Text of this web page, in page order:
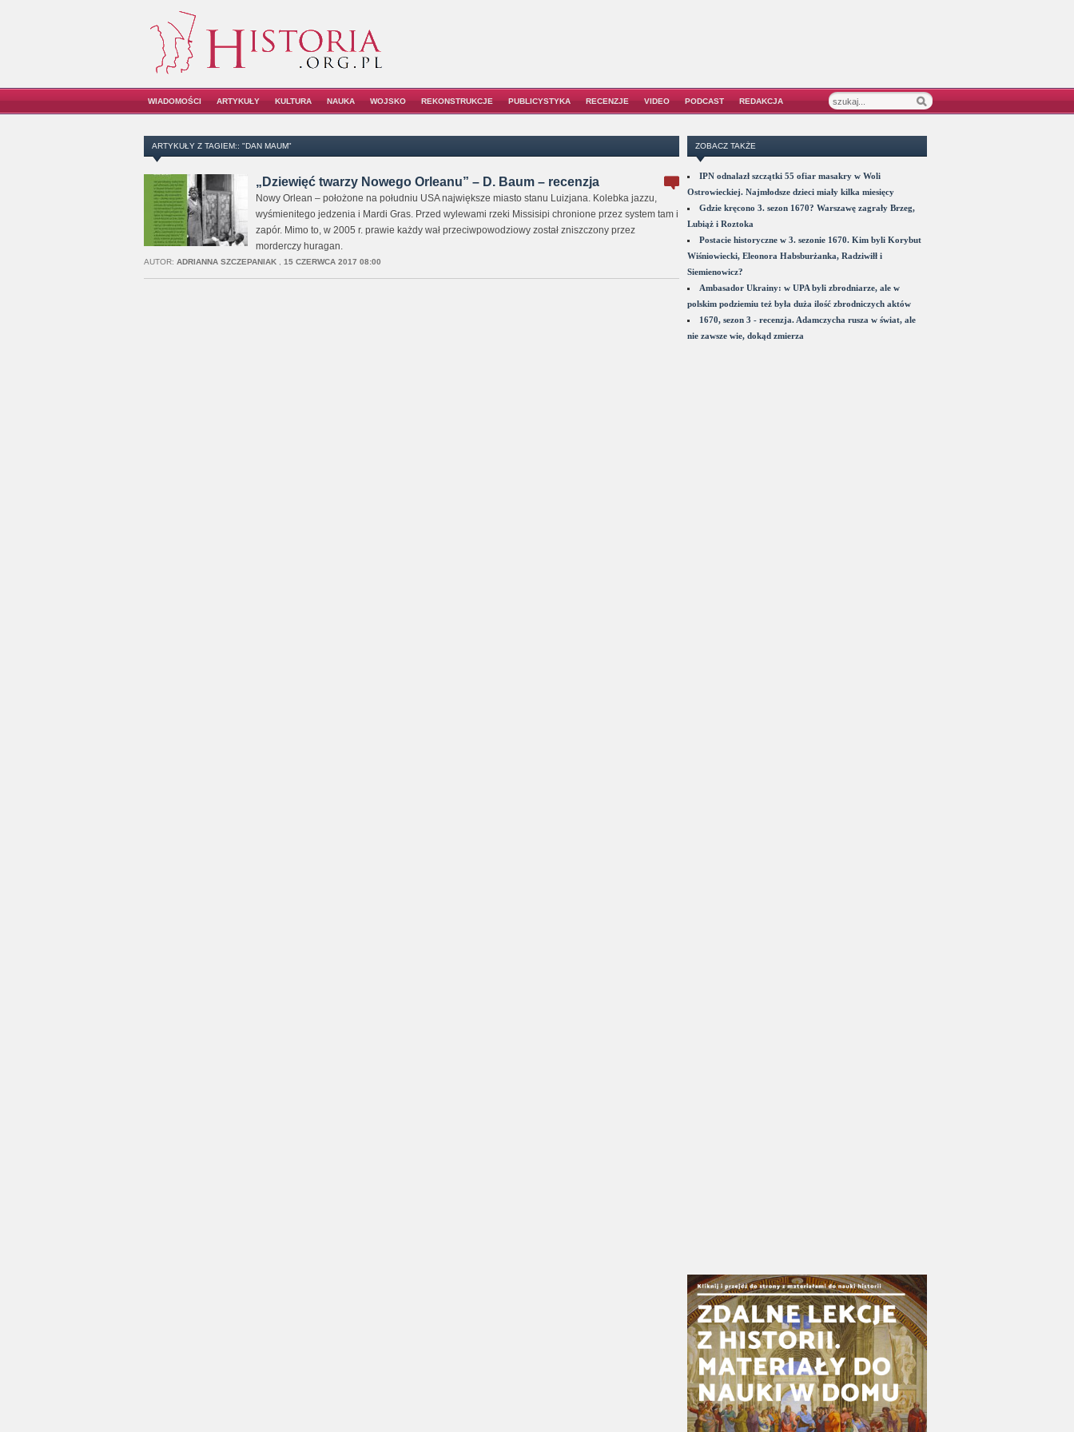
WIADOMOŚCI ARTYKUŁY KULTURA NAUKA WOJSKO REKONSTRUKCJE PUBLICYSTYKA RECENZJE VIDEO PODCAST REDAKCJA
ARTYKUŁY Z TAGIEM:: "DAN MAUM"
„Dziewięć twarzy Nowego Orleanu” – D. Baum – recenzja
Nowy Orlean – położone na południu USA największe miasto stanu Luizjana. Kolebka jazzu,
wyśmienitego jedzenia i Mardi Gras. Przed wylewami rzeki Missisipi chronione przez system tam i
zapór. Mimo to, w 2005 r. prawie każdy wał przeciwpowodziowy został zniszczony przez
morderczy huragan.
AUTOR: ADRIANNA SZCZEPANIAK, 15 CZERWCA 2017 08:00
ZOBACZ TAKŻE
IPN odnalazł szczątki 55 ofiar masakry w Woli
Ostrowieckiej. Najmłodsze dzieci miały kilka miesięcy
Gdzie kręcono 3. sezon 1670? Warszawę zagrały Brzeg,
Lubiąż i Roztoka
Postacie historyczne w 3. sezonie 1670. Kim byli Korybut
Wiśniowiecki, Eleonora Habsburżanka, Radziwiłł i
Siemienowicz?
Ambasador Ukrainy: w UPA byli zbrodniarze, ale w
polskim podziemiu też była duża ilość zbrodniczych aktów
1670, sezon 3 - recenzja. Adamczycha rusza w świat, ale
nie zawsze wie, dokąd zmierza